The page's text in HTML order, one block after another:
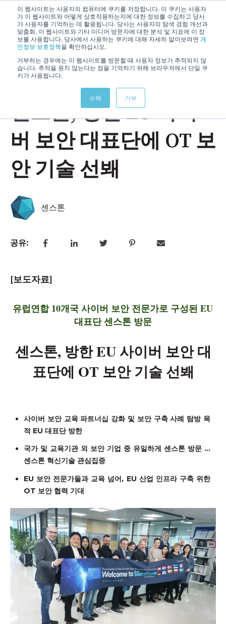
이 웹사이트는 사용자의 컴퓨터에 쿠키를 저장합니다. 이 쿠키는 사용자
가 이 웹사이트와 어떻게 상호작용하는지에 대한 정보를 수집하고 당사
가 사용자를 기억하는 데 활용됩니다. 당사는 사용자의 탐색 경험 개선과
맞춤화, 이 웹사이트와 기타 미디어 방문자에 대한 분석 및 지표에 이 정
보를 사용합니다. 당사에서 사용하는 쿠키에 대해 자세히 알아보려면 개
인정보 보호정책을 확인하십시오.
거부하는 경우에는 이 웹사이트를 방문할 때 사용자 정보가 추적되지 않
습니다. 추적을 원치 않는다는 점을 기억하기 위해 브라우저에서 단일 쿠
키가 사용됩니다.
수락 거부
기본
Mar 14, 2025 10:39:00 AM
센스톤, 방한 EU 사이
버 보안 대표단에 OT 보
안 기술 선봬
센스톤
공유:
[보도자료]
유럽연합 10개국 사이버 보안 전문가로 구성된 EU
대표단 센스톤 방문
센스톤, 방한 EU 사이버 보안 대
표단에 OT 보안 기술 선봬
사이버 보안 교육 파트너십 강화 및 보안 구축 사례 탐방 목
적 EU대표단 방한
국가 및 교육기관 외 보안 기업 중 유일하게 센스톤 방문...
센스톤 혁신기술 관심집중
EU 보안 전문가들과 교육 넘어, EU 산업 인프라 구축 위한
OT 보안 협력 기대